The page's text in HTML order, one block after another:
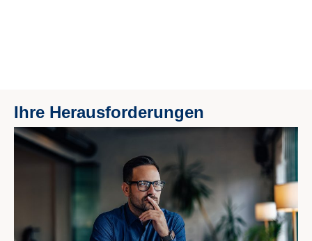
Ihre Herausforderungen